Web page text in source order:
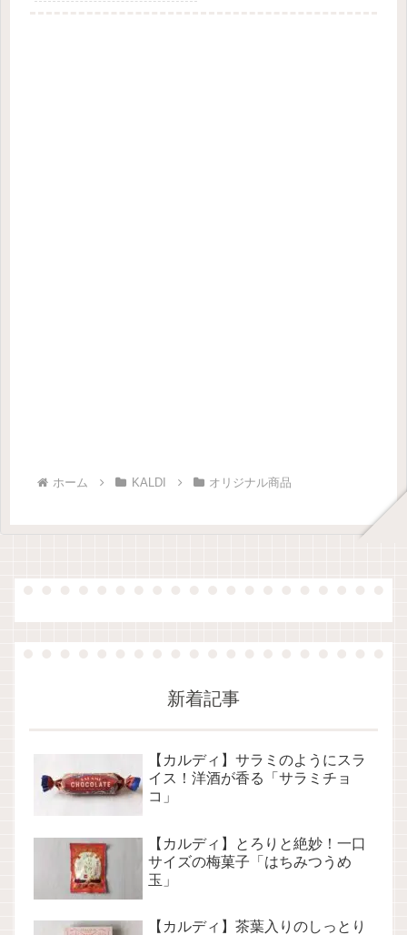
ホーム KALDI オリジナル商品
新着記事
【カルディ】サラミのようにスラ
イス！洋酒が香る「サラミチョ
コ」
【カルディ】とろりと絶妙！一口
サイズの梅菓子「はちみつうめ
玉」
【カルディ】茶葉入りのしっとり